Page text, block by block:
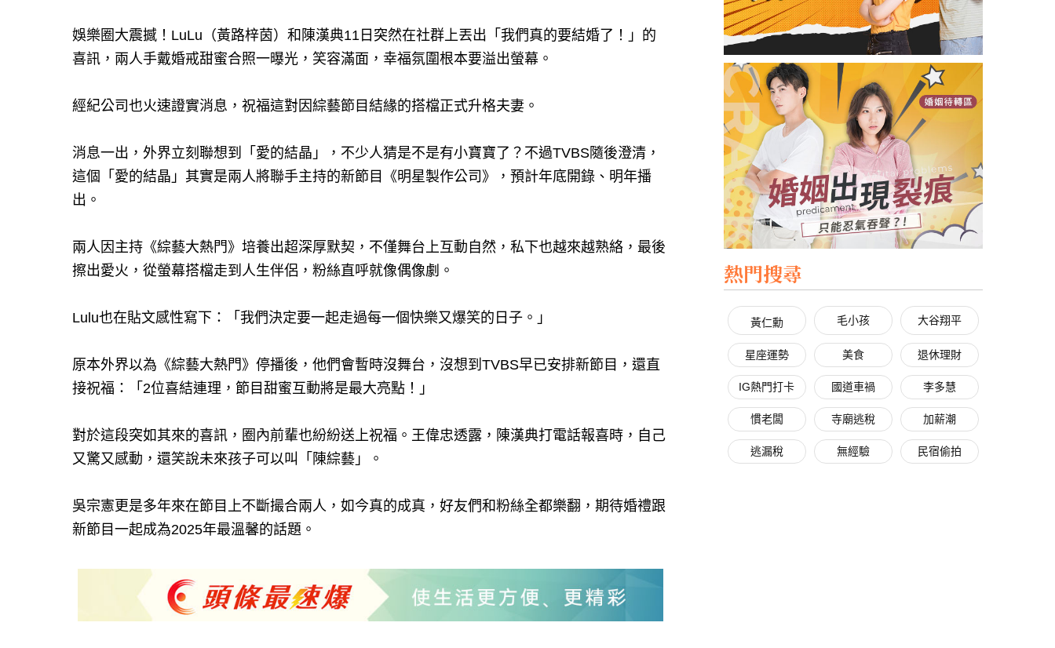
娛樂圈大震撼！LuLu（黃路梓茵）和陳漢典11日突然在社群上丟出「我們真的要結婚了！」的
喜訊，兩人手戴婚戒甜蜜合照一曝光，笑容滿面，幸福氛圍根本要溢出螢幕。
經紀公司也火速證實消息，祝福這對因綜藝節目結緣的搭檔正式升格夫妻。
消息一出，外界立刻聯想到「愛的結晶」，不少人猜是不是有小寶寶了？不過TVBS隨後澄清，
這個「愛的結晶」其實是兩人將聯手主持的新節目《明星製作公司》，預計年底開錄、明年播
出。
兩人因主持《綜藝大熱門》培養出超深厚默契，不僅舞台上互動自然，私下也越來越熟絡，最後
擦出愛火，從螢幕搭檔走到人生伴侶，粉絲直呼就像偶像劇。
Lulu也在貼文感性寫下：「我們決定要一起走過每一個快樂又爆笑的日子。」
原本外界以為《綜藝大熱門》停播後，他們會暫時沒舞台，沒想到TVBS早已安排新節目，還直
接祝福：「2位喜結連理，節目甜蜜互動將是最大亮點！」
對於這段突如其來的喜訊，圈內前輩也紛紛送上祝福。王偉忠透露，陳漢典打電話報喜時，自己
又驚又感動，還笑說未來孩子可以叫「陳綜藝」。
吳宗憲更是多年來在節目上不斷撮合兩人，如今真的成真，好友們和粉絲全都樂翻，期待婚禮跟
新節目一起成為2025年最溫馨的話題。
熱門搜尋
黃仁勳 毛小孩 大谷翔平
星座運勢 美食 退休理財
IG熱門打卡 國道車禍 李多慧
慣老闆 寺廟逃稅 加薪潮
逃漏稅 無經驗 民宿偷拍